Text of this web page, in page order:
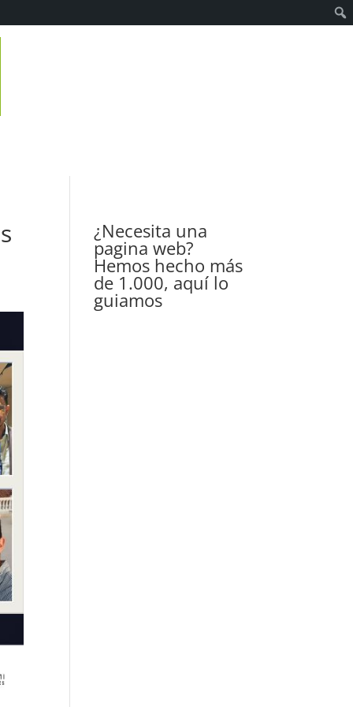
¿Necesita una
pagina web?
Hemos hecho más
de 1.000, aquí lo
guiamos